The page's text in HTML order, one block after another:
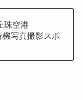
珠空港
写真撮影スポ